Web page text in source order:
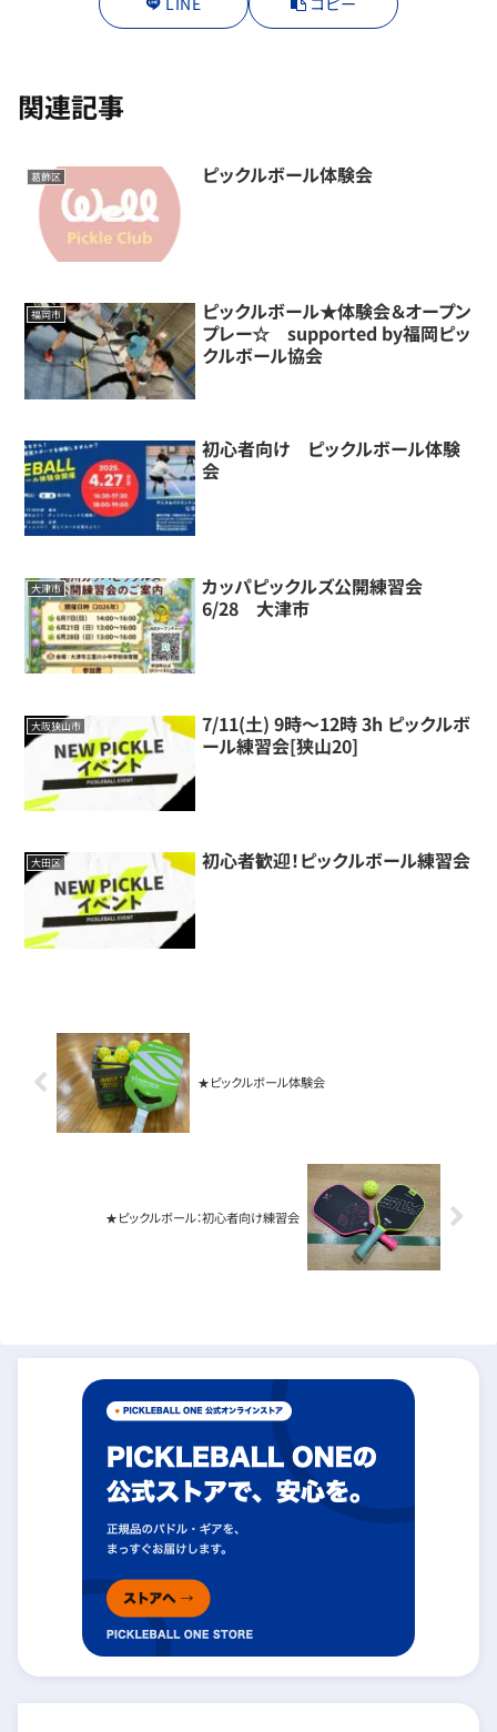
関連記事
葛飾区 ピックルボール体験会
福岡市
ピックルボール★体験会＆オープン
プレー☆ supported by福岡ピッ
クルボール協会
初心者向け ピックルボール体験
会
大津市
カッパピックルズ公開練習会
6/28 大津市
大阪狭山市
7/11(土) 9時～12時 3h ピックルボ
ール練習会[狭山20]
大田区 初心者歓迎！ピックルボール練習会
★ピックルボール体験会
★ピックルボール：初心者向け練習会